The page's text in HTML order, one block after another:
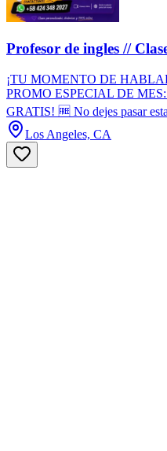
Profesor de ingles //
¡TU MOMENTO DE
PROMO ESPECIAL DE
GRATIS! 🆓 ​No dejes pasar
Los Angeles, CA